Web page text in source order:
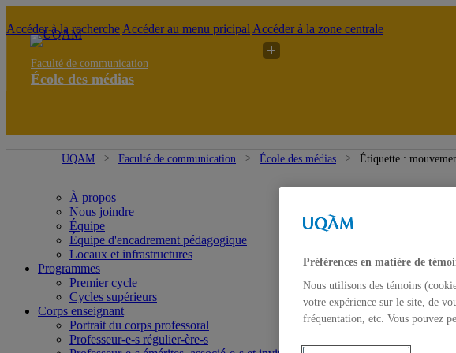
Accéder à la recherche Accéder au menu pricipal Accéder à la zone centrale
Faculté de communication
École des médias
UQAM Faculté de communication École des médias Étiquette :
À propos
Nous joindre
Équipe
Équipe d'encadrement pédagogique
Locaux et infrastructures
Programmes
Premier cycle
Cycles supérieurs
Corps enseignant
Portrait du corps professoral
Professeur-e-s régulier-ère-s
Préférences en matière de
Nous utilisons des témoins
votre expérience sur le site, de
fréquentation, etc. Vous pouvez